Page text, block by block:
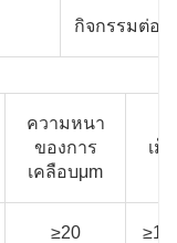
กิจกรรมต่อต้
ความหนา
ของการ
เคลือบμm
เม็ก
≥20